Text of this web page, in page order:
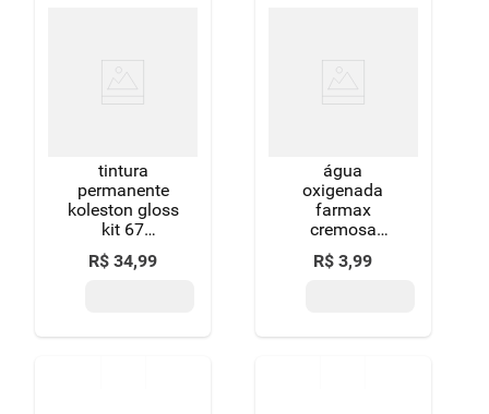
tintura
permanente
koleston gloss
kit 67
chocolate
R$ 34,99
água
oxigenada
farmax
cremosa
descolorante
40 volumes 90
R$ 3,99